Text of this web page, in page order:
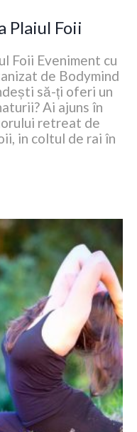
Plaiul Foii
Foii Eveniment cu
de Bodymind
să-ți oferi un
Ai ajuns în
retreat de
in coltul de rai în